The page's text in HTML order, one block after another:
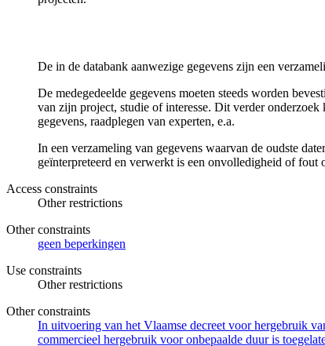
De in de databank aanwezige gegevens zijn een
De medegedeelde gegevens moeten steeds worden
van zijn project, studie of interesse. Dit verder
gegevens, raadplegen van experten, e.a.
In een verzameling van gegevens waarvan de oudste
geïnterpreteerd en verwerkt is een onvolledigheid of fout
Access constraints
Other restrictions
Other constraints
geen beperkingen
Use constraints
Other restrictions
Other constraints
In uitvoering van het Vlaamse decreet voor hergebruik
commercieel hergebruik voor onbepaalde duur is